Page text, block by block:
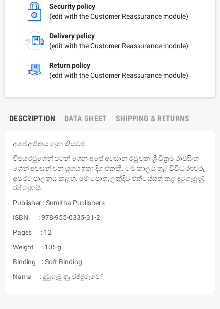
Security policy
(edit with the Customer Reassurance module)
Delivery policy
(edit with the Customer Reassurance module)
Return policy
(edit with the Customer Reassurance module)
DESCRIPTION DATA SHEET SHIPPING & RETURNS
අපේ අතීතය ගැන කියවමු
විජය රජුගෙන් පටන් ගෙන අපේ අවසාන රජු වන ශ්‍රී වික්‍රම රාජසිංහ
ගෙන් අවසන් වන යුගය ඉතා දිග එකකි. මේ කාලය තුළ විවිධ රජවරු
අප රට පාලනය කළහ. මේ පොත, ලක්දිව එක්සේසත් කළ දුටුගැමුණු
රජු ගැනයි.
Publisher : Sumitha Publishers
ISBN : 978-955-0335-31-2
Pages : 12
Weight : 105 g
Binding : Soft Binding
Name : දුටුගැමුණු රජ්ජුරුවෝ